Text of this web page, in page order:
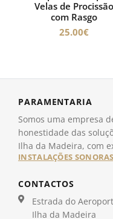
Velas de Procissão
com Rasgo
25.00€
PARAMENTARIA
Somos uma empresa
honestidade das
Ilha da Madeira, com
INSTALAÇÕES SONORAS
CONTACTOS
Estrada do
Ilha da Madeira